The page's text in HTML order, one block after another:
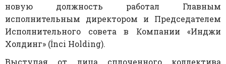
новую должность работал Главным
исполнительным директором и Председателем
Исполнительного совета в Компании «Инджи
Холдинг» (İnci Holding).
Выступая от лица сплоченного коллектива